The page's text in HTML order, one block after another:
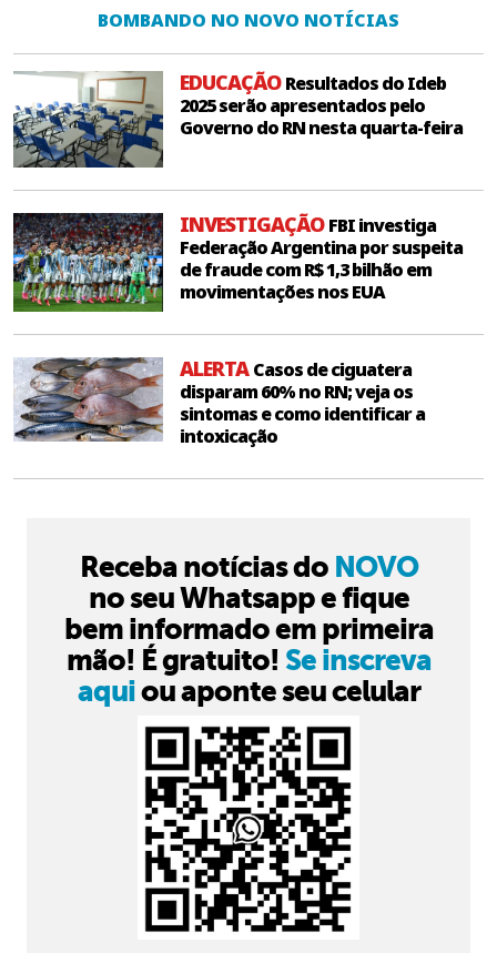
BOMBANDO NO NOVO NOTÍCIAS
EDUCAÇÃOResultados do Ideb
2025 serão apresentados pelo
Governo do RN nesta quarta-feira
INVESTIGAÇÃOFBI investiga
Federação Argentina por suspeita
de fraude com R$ 1,3 bilhão em
movimentações nos EUA
ALERTACasos de ciguatera
disparam 60% no RN; veja os
sintomas e como identificar a
intoxicação
Receba notícias do NOVO
no seu Whatsapp e fique
bem informado em primeira
mão! É gratuito! Se inscreva
aquiou aponte seu celular